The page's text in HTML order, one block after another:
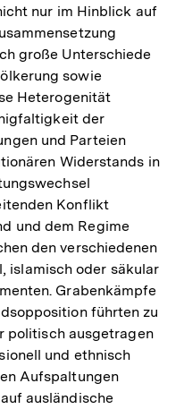
nur im Hinblick auf
große Unterschiede
sowie
Heterogenität
der
und Parteien
Widerstands in
Konflikt
und dem Regime
den verschiedenen
islamisch oder säkular
Grabenkämpfe
führten zu
politisch ausgetragen
und ethnisch
Aufspaltungen
ausländische